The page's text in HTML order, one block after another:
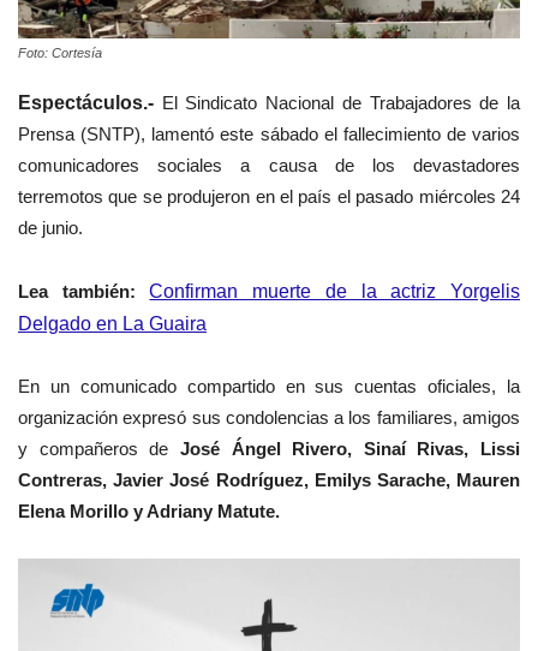
Foto: Cortesía
Espectáculos.- El Sindicato Nacional de Trabajadores de la
Prensa (SNTP), lamentó este sábado el fallecimiento de varios
comunicadores sociales a causa de los devastadores
terremotos que se produjeron en el país el pasado miércoles 24
de junio.
Lea también:Confirman muerte de la actriz Yorgelis
Delgado en La Guaira
En un comunicado compartido en sus cuentas oficiales, la
organización expresó sus condolencias a los familiares, amigos
y compañeros de José Ángel Rivero, Sinaí Rivas, Lissi
Contreras, Javier José Rodríguez, Emilys Sarache, Mauren
Elena Morillo y Adriany Matute.